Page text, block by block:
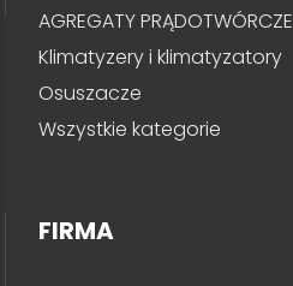
AGREGATY PRĄDOTWÓRCZE
Klimatyzery i klimatyzatory
Osuszacze
Wszystkie kategorie
FIRMA